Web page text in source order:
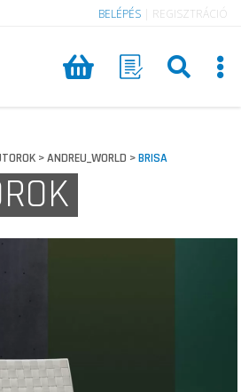
BELÉPÉS REGISZTRÁCIÓ
>ANDREU_WORLD >BRISA